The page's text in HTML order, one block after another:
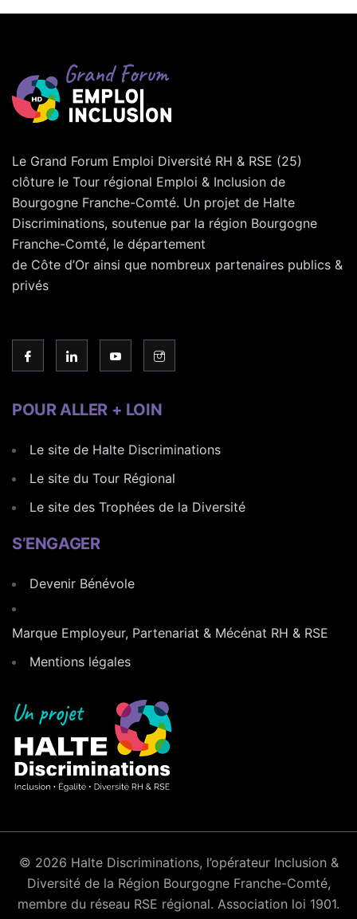
Le Grand Forum Emploi Diversité RH & RSE (25)
clôture le Tour régional Emploi & Inclusion de
Bourgogne Franche-Comté. Un projet de Halte
Discriminations, soutenue par la région Bourgogne
Franche-Comté, le département
de Côte d’Or ainsi que nombreux partenaires publics &
privés
POUR ALLER + LOIN
Le site de Halte Discriminations
Le site du Tour Régional
Le site des Trophées de la Diversité
S’ENGAGER
Devenir Bénévole
Marque Employeur, Partenariat & Mécénat RH & RSE
Mentions légales
© 2026 Halte Discriminations, l’opérateur Inclusion &
Diversité de la Région Bourgogne Franche-Comté,
membre du réseau RSE régional. Association loi 1901.